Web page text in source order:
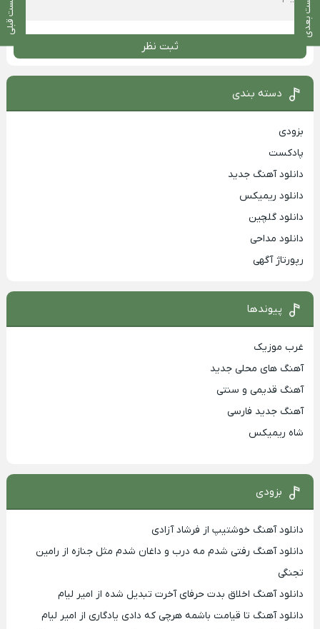
پست بعدی پست قبلی
ثبت نظر
دسته بندی
بزودی
پادکست
دانلود آهنگ جدید
دانلود ریمیکس
دانلود گلچین
دانلود مداحی
رپورتاژ آگهی
پیوندها
غرب موزیک
آهنگ های محلی جدید
آهنگ قدیمی و سنتی
آهنگ جدید فارسی
شاه ریمیکس
بزودی
دانلود آهنگ خوشتیپ از فرشاد آزادی
دانلود آهنگ رفتی شدم مه درب و داغان شدم مثل جنازه از رامین
تجنگی
دانلود آهنگ اخلاق بدت حرفای آخرت تبدیل شده از امیر لیام
دانلود آهنگ تا قیامت باشمه هرچی که دادی یادگاری از امیر لیام